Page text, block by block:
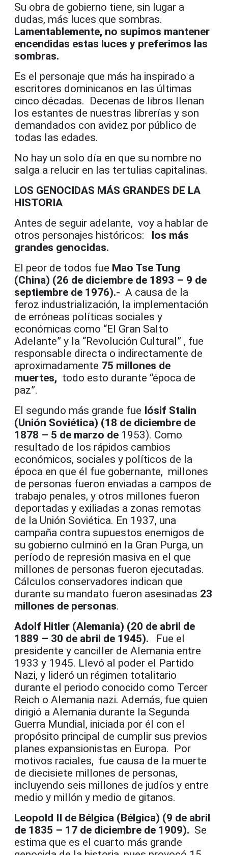
Su obra de gobierno tiene, sin lugar a
dudas, más luces que sombras.
Lamentablemente, no supimos mantener
encendidas estas luces y preferimos las
sombras.
Es el personaje que más ha inspirado a
escritores dominicanos en las últimas
cinco décadas. Decenas de libros llenan
los estantes de nuestras librerías y son
demandados con avidez por público de
todas las edades.
No hay un solo día en que su nombre no
salga a relucir en las tertulias capitalinas.
LOS GENOCIDAS MÁS GRANDES DE LA
HISTORIA
Antes de seguir adelante, voy a hablar de
otros personajes históricos: los más
grandes genocidas.
El peor de todos fue Mao Tse Tung
(China) (26 de diciembre de 1893 – 9 de
septiembre de 1976).- A causa de la
feroz industrialización, la implementación
de erróneas políticas sociales y
económicas como “El Gran Salto
Adelante” y la “Revolución Cultural” , fue
responsable directa o indirectamente de
aproximadamente 75 millones de
muertes, todo esto durante “época de
paz”.
El segundo más grande fue Iósif Stalin
(Unión Soviética) (18 de diciembre de
1878 – 5 de marzo de 1953). Como
resultado de los rápidos cambios
económicos, sociales y políticos de la
época en que él fue gobernante, millones
de personas fueron enviadas a campos de
trabajo penales, y otros millones fueron
deportadas y exiliadas a zonas remotas
de la Unión Soviética. En 1937, una
campaña contra supuestos enemigos de
su gobierno culminó en la Gran Purga, un
período de represión masiva en el que
millones de personas fueron ejecutadas.
Cálculos conservadores indican que
durante su mandato fueron asesinadas 23
millones de personas.
Adolf Hitler (Alemania) (20 de abril de
1889 – 30 de abril de 1945). Fue el
presidente y canciller de Alemania entre
1933 y 1945. Llevó al poder el Partido
Nazi, y lideró un régimen totalitario
durante el periodo conocido como Tercer
Reich o Alemania nazi. Además, fue quien
dirigió a Alemania durante la Segunda
Guerra Mundial, iniciada por él con el
propósito principal de cumplir sus previos
planes expansionistas en Europa. Por
motivos raciales, fue causa de la muerte
de diecisiete millones de personas,
incluyendo seis millones de judíos y entre
medio y millón y medio de gitanos.
Leopold II de Bélgica (Bélgica) (9 de abril
de 1835 – 17 de diciembre de 1909). Se
estima que es el cuarto más grande